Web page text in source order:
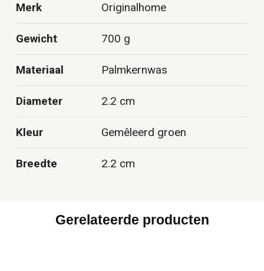
Merk Originalhome
Gewicht 700 g
Materiaal Palmkernwas
Diameter 2.2 cm
Kleur Gemêleerd groen
Breedte 2.2 cm
Gerelateerde producten